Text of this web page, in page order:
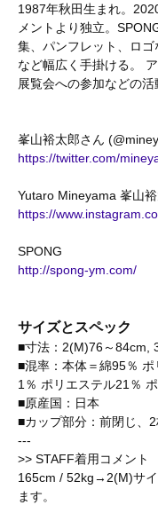
1987年秋田生まれ。
メントより独立。
集、パンフレット、ロ
など幅広く手掛ける。
展覧会への参加などの活
峯山裕太郎さん
https://twitter.com/
Yutaro Mineyama 峯山
https://
SPONG
http://spong-ym.com/
サイズとスペック
■寸法：2(M)76～84cm,
■混率：本体＝綿95％
1％ ポリエステル21％
■原産国：日本
■カップ部分：前閉じ、
---
>> STAFF着用コメント
165cm / 52kg→2(M)サ
ます。